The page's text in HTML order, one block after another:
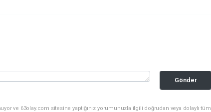
Gönder
ve 63olay.com sitesine yaptığınız yorumunuzla ilgili doğrudan veya dolaylı tüm